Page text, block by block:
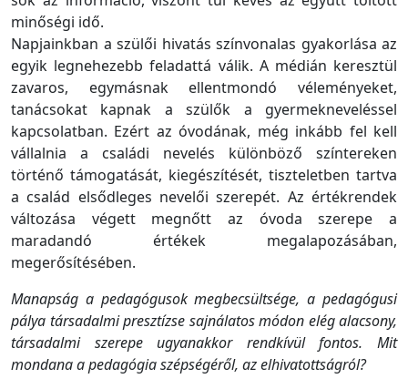
minőségi idő.
Napjainkban a szülői hivatás színvonalas gyakorlása az
egyik legnehezebb feladattá válik. A médián keresztül
zavaros, egymásnak ellentmondó véleményeket,
tanácsokat kapnak a szülők a gyermekneveléssel
kapcsolatban. Ezért az óvodának, még inkább fel kell
vállalnia a családi nevelés különböző színtereken
történő támogatását, kiegészítését, tiszteletben tartva
a család elsődleges nevelői szerepét. Az értékrendek
változása végett megnőtt az óvoda szerepe a
maradandó értékek megalapozásában,
megerősítésében.
Manapság a pedagógusok megbecsültsége, a pedagógusi
pálya társadalmi presztízse sajnálatos módon elég alacsony,
társadalmi szerepe ugyanakkor rendkívül fontos. Mit
mondana a pedagógia szépségéről, az elhivatottságról?